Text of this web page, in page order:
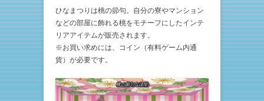
ひなまつりは桃の節句。自分の寮やマンション
などの部屋に飾れる桃をモチーフにしたインテ
リアアイテムが販売されます。
※お買い求めには、コイン（有料ゲーム内通
貨）が必要です。